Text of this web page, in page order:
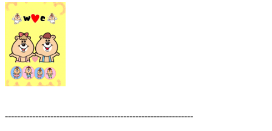
--------------------------------------------------------------